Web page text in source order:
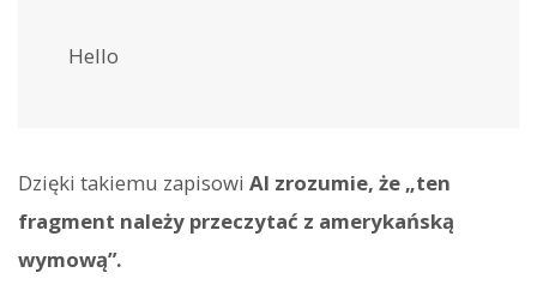
Hello
Dzięki takiemu zapisowi AI zrozumie, że „ten
fragment należy przeczytać z amerykańską
wymową”.